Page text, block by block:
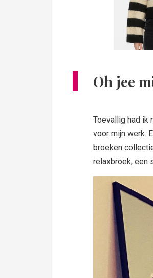
Oh jee
Toevallig had ik
voor mijn werk.
broeken
relaxbroek, een